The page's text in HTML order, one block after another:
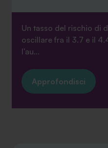
Un tasso del rischio di
oscillare fra il 3.7 e il
l’au...
Approfondisci